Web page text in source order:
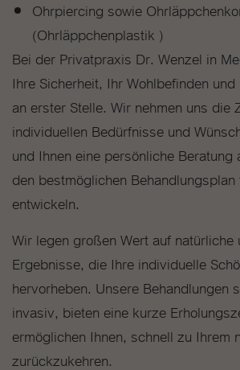
Ohrpiercing sowie
(Ohrläppchenplastik )
Bei der Privatpraxis Dr. Wenzel in
Ihre Sicherheit, Ihr Wohlbefinden
an erster Stelle. Wir nehmen uns die
individuellen Bedürfnisse und
und Ihnen eine persönliche Beratung
den bestmöglichen
entwickeln.
Wir legen großen Wert auf natürliche
Ergebnisse, die Ihre individuelle
hervorheben. Unsere Behandlungen
invasiv, bieten eine kurze
ermöglichen Ihnen, schnell zu Ihrem
zurückzukehren.